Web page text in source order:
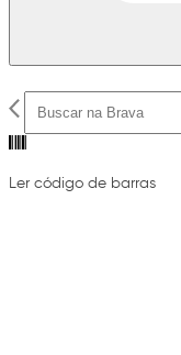
Ler código de barras